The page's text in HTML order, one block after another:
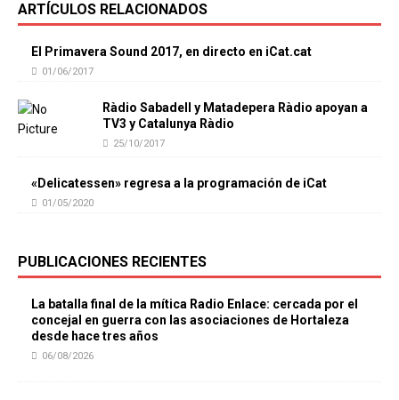
ARTÍCULOS RELACIONADOS
El Primavera Sound 2017, en directo en iCat.cat
01/06/2017
Ràdio Sabadell y Matadepera Ràdio apoyan a
TV3 y Catalunya Ràdio
25/10/2017
«Delicatessen» regresa a la programación de iCat
01/05/2020
PUBLICACIONES RECIENTES
La batalla final de la mítica Radio Enlace: cercada por el
concejal en guerra con las asociaciones de Hortaleza
desde hace tres años
06/08/2026